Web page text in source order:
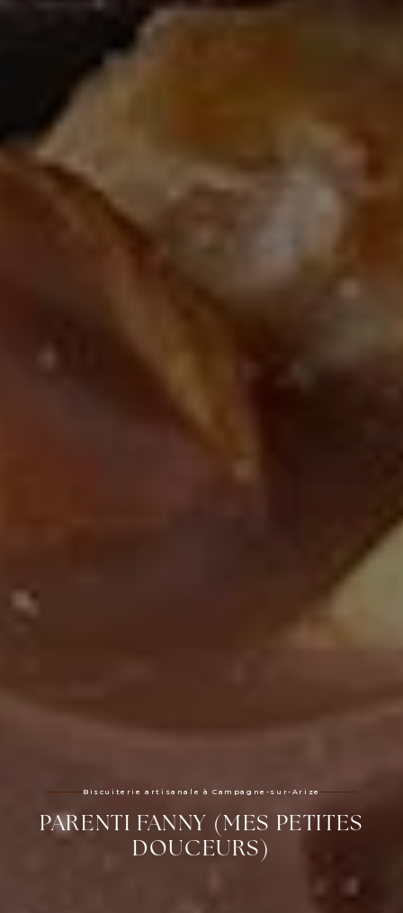
Biscuiterie artisanale à Campagne-sur-Arize
PARENTI FANNY (MES PETITES
DOUCEURS)